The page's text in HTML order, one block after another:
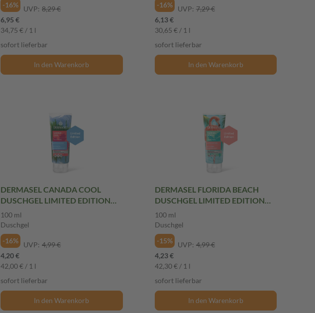
-16%
UVP: 8,29 €
6,95 €
34,75 € / 1 l
sofort lieferbar
In den Warenkorb
-16%
UVP: 7,29 €
6,13 €
30,65 € / 1 l
sofort lieferbar
In den Warenkorb
DERMASEL CANADA COOL
DUSCHGEL LIMITED EDITION
100 ml Duschgel
100 ml
Duschgel
-16%
UVP: 4,99 €
4,20 €
42,00 € / 1 l
sofort lieferbar
In den Warenkorb
DERMASEL FLORIDA BEACH
DUSCHGEL LIMITED EDITION
100 ml Duschgel
100 ml
Duschgel
-15%
UVP: 4,99 €
4,23 €
42,30 € / 1 l
sofort lieferbar
In den Warenkorb